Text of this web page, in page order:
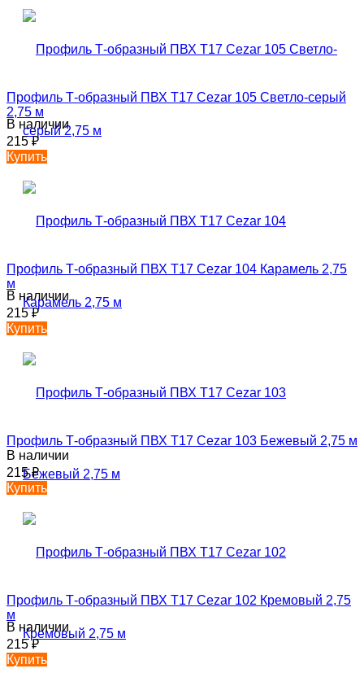
Профиль Т-образный ПВХ T17 Cezar 105 Светло-серый
2,75 м
В наличии
215₽
Купить
Профиль Т-образный ПВХ T17 Cezar 104 Карамель 2,75
м
В наличии
215₽
Купить
Профиль Т-образный ПВХ T17 Cezar 103 Бежевый 2,75 м
В наличии
215₽
Купить
Профиль Т-образный ПВХ T17 Cezar 102 Кремовый 2,75
м
В наличии
215₽
Купить